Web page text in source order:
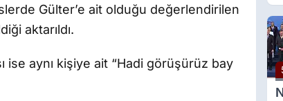
Gülter’e ait olduğu değerlendirilen
aktarıldı.
ise aynı kişiye ait “Hadi görüşürüz bay